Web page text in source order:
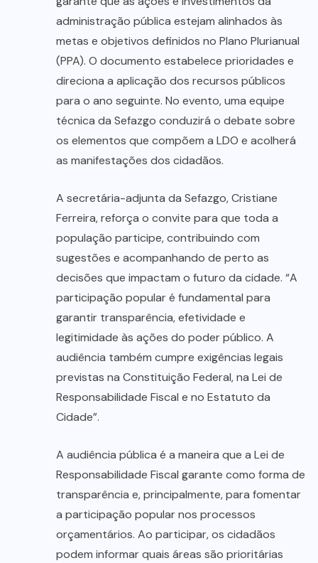
administração pública estejam alinhados às
metas e objetivos definidos no Plano Plurianual
(PPA). O documento estabelece prioridades e
direciona a aplicação dos recursos públicos
para o ano seguinte. No evento, uma equipe
técnica da Sefazgo conduzirá o debate sobre
os elementos que compõem a LDO e acolherá
as manifestações dos cidadãos.
A secretária-adjunta da Sefazgo, Cristiane
Ferreira, reforça o convite para que toda a
população participe, contribuindo com
sugestões e acompanhando de perto as
decisões que impactam o futuro da cidade. “A
participação popular é fundamental para
garantir transparência, efetividade e
legitimidade às ações do poder público. A
audiência também cumpre exigências legais
previstas na Constituição Federal, na Lei de
Responsabilidade Fiscal e no Estatuto da
Cidade”.
A audiência pública é a maneira que a Lei de
Responsabilidade Fiscal garante como forma de
transparência e, principalmente, para fomentar
a participação popular nos processos
orçamentários. Ao participar, os cidadãos
podem informar quais áreas são prioritárias